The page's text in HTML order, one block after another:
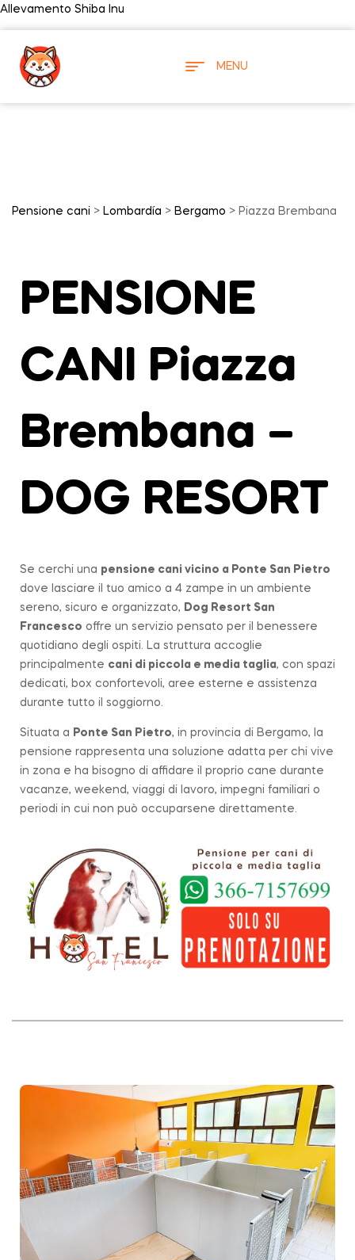
Allevamento Shiba Inu
MENU
Pensione cani > Lombardía > Bergamo > Piazza Brembana
PENSIONE
CANI Piazza
Brembana –
DOG RESORT
Se cerchi una pensione cani vicino a Ponte San Pietro
dove lasciare il tuo amico a 4 zampe in un ambiente
sereno, sicuro e organizzato, Dog Resort San
Francesco offre un servizio pensato per il benessere
quotidiano degli ospiti. La struttura accoglie
principalmente cani di piccola e media taglia, con spazi
dedicati, box confortevoli, aree esterne e assistenza
durante tutto il soggiorno.
Situata a Ponte San Pietro, in provincia di Bergamo, la
pensione rappresenta una soluzione adatta per chi vive
in zona e ha bisogno di affidare il proprio cane durante
vacanze, weekend, viaggi di lavoro, impegni familiari o
periodi in cui non può occuparsene direttamente.